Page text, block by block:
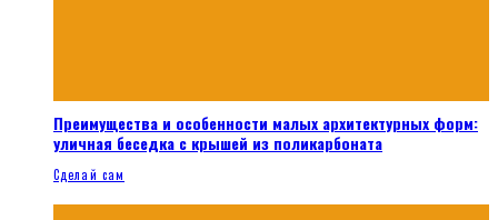
Преимущества и особенности малых архитектурных форм:
уличная беседка с крышей из поликарбоната
Сделай сам